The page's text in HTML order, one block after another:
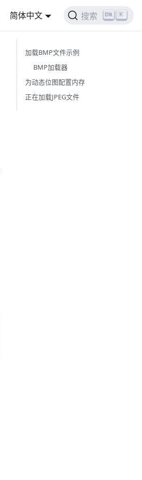
简体中文 搜索 K
加载BMP文件示例
BMP加载器
为动态位图配置内存
正在加载JPEG文件